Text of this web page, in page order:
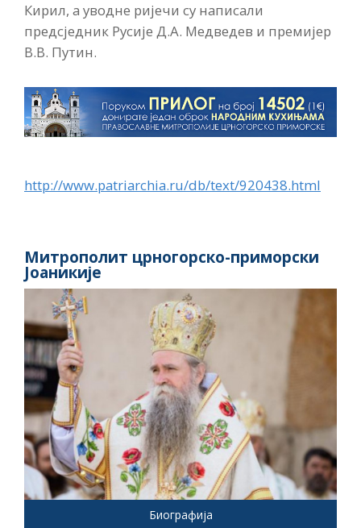
Кирил, а уводне ријечи су написали
предсједник Русије Д.А. Медведев и премијер
В.В. Путин.
http://www.patriarchia.ru/db/text/920438.html
Митрополит црногорско-приморски
Јоаникије
Биографија